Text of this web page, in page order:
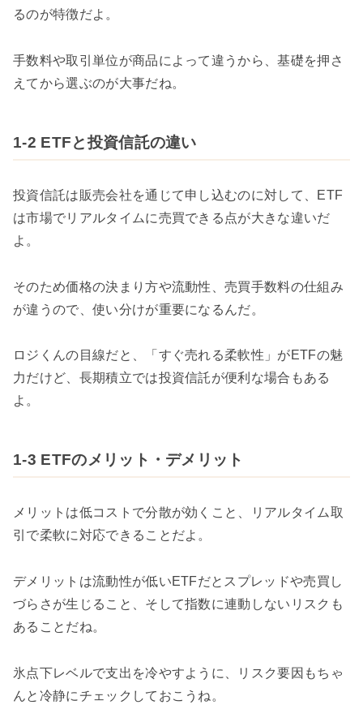
るのが特徴だよ。
手数料や取引単位が商品によって違うから、基礎を押さ
えてから選ぶのが大事だね。
1-2 ETFと投資信託の違い
投資信託は販売会社を通じて申し込むのに対して、ETF
は市場でリアルタイムに売買できる点が大きな違いだ
よ。
そのため価格の決まり方や流動性、売買手数料の仕組み
が違うので、使い分けが重要になるんだ。
ロジくんの目線だと、「すぐ売れる柔軟性」がETFの魅
力だけど、長期積立では投資信託が便利な場合もある
よ。
1-3 ETFのメリット・デメリット
メリットは低コストで分散が効くこと、リアルタイム取
引で柔軟に対応できることだよ。
デメリットは流動性が低いETFだとスプレッドや売買し
づらさが生じること、そして指数に連動しないリスクも
あることだね。
氷点下レベルで支出を冷やすように、リスク要因もちゃ
んと冷静にチェックしておこうね。